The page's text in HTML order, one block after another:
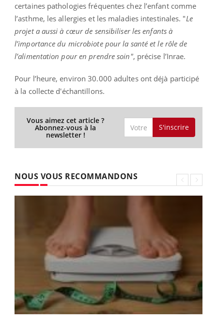
certaines pathologies fréquentes chez l’enfant comme
l’asthme, les allergies et les maladies intestinales. "Le
projet a aussi à cœur de sensibiliser les enfants à
l’importance du microbiote pour la santé et le rôle de
l’alimentation pour en prendre soin", précise l’Inrae.
Pour l’heure, environ 30.000 adultes ont déjà participé
à la collecte d'échantillons.
Vous aimez cet article ?
Abonnez-vous à la
newsletter !
S'inscrire
NOUS VOUS RECOMMANDONS